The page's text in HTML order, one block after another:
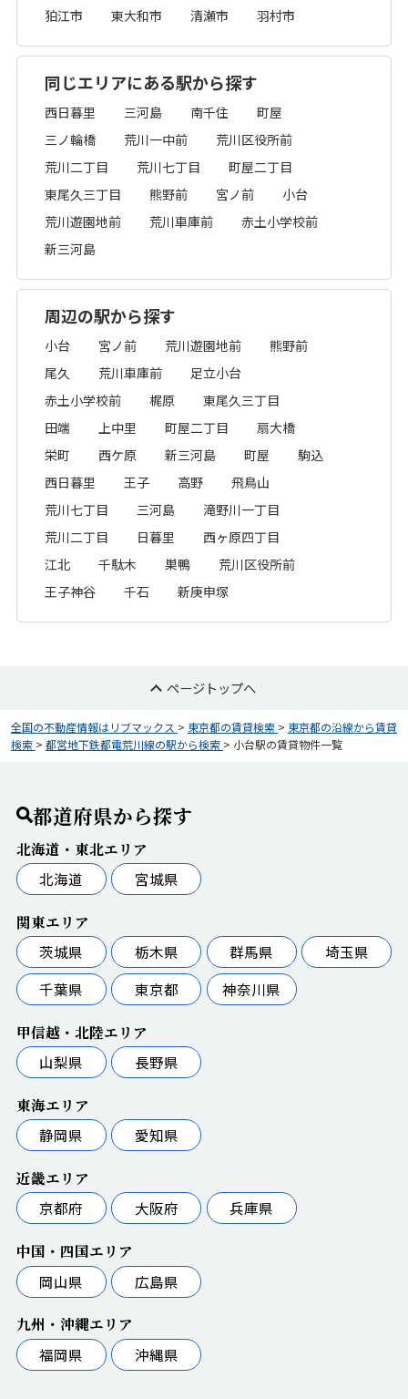
狛江市 東大和市 清瀬市 羽村市
同じエリアにある駅から探す
西日暮里 三河島 南千住
町屋
三ノ輪橋
荒川一中前
荒川区役所前
荒川二丁目
荒川七丁目
町屋二丁目
東尾久三丁目
熊野前 宮ノ前
小台
荒川遊園地前
荒川車庫前
赤土小学校前
新三河島
周辺の駅から探す
小台 宮ノ前 荒川遊園地前
熊野前
尾久
荒川車庫前
足立小台
赤土小学校前
梶原
東尾久三丁目
田端
上中里 町屋二丁目
扇大橋
栄町
西ケ原 新三河島 町屋
駒込
西日暮里
王子 高野
飛鳥山
荒川七丁目
三河島
滝野川一丁目
荒川二丁目
日暮里
西ヶ原四丁目
江北
千駄木 巣鴨
荒川区役所前
王子神谷
千石 新庚申塚
ページトップへ
全国の不動産情報はリブマックス > 東京都の賃貸検索 > 東京都の沿線から賃貸
検索 > 都営地下鉄都電荒川線の駅から検索 > 小台駅の賃貸物件一覧
都道府県から探す
北海道・東北エリア
北海道
宮城県
関東エリア
茨城県
栃木県 群馬県
埼玉県
千葉県
東京都 神奈川県
甲信越・北陸エリア
山梨県
長野県
東海エリア
静岡県
愛知県
近畿エリア
京都府
大阪府 兵庫県
中国・四国エリア
岡山県
広島県
九州・沖縄エリア
福岡県
沖縄県